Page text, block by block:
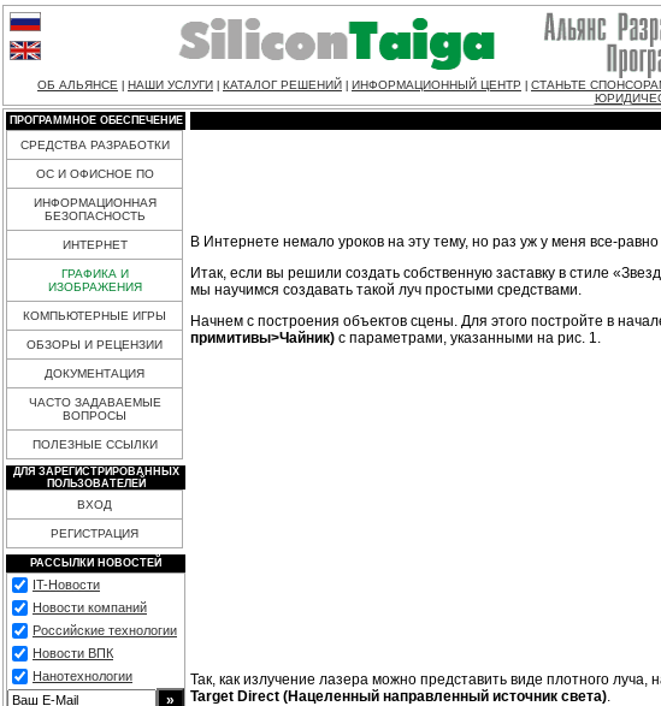
ОБ АЛЬЯНСЕ НАШИ УСЛУГИ КАТАЛОГ РЕШЕНИЙ ИНФОРМАЦИОННЫЙ ЦЕНТР СТАНЬТЕ
ПРОГРАММНОЕ ОБЕСПЕЧЕНИЕ
СРЕДСТВА РАЗРАБОТКИ
ОС И ОФИСНОЕ ПО
ИНФОРМАЦИОННАЯ
БЕЗОПАСНОСТЬ
ИНТЕРНЕТ
ГРАФИКА И
ИЗОБРАЖЕНИЯ
КОМПЬЮТЕРНЫЕ ИГРЫ
ОБЗОРЫ И РЕЦЕНЗИИ
ДОКУМЕНТАЦИЯ
ЧАСТО ЗАДАВАЕМЫЕ
ВОПРОСЫ
ПОЛЕЗНЫЕ ССЫЛКИ
ДЛЯ ЗАРЕГИСТРИРОВАННЫХ
ПОЛЬЗОВАТЕЛЕЙ
ВХОД
РЕГИСТРАЦИЯ
РАССЫЛКИ НОВОСТЕЙ
IT-Новости
Новости компаний
Российские технологии
Новости ВПК
Нанотехнологии
В Интернете немало уроков на эту тему, но раз уж у меня все-
Итак, если вы решили создать собственную заставку в стиле
мы научимся создавать такой луч простыми средствами.
Начнем с построения объектов сцены. Для этого постройте в
примитивы>Чайник) с параметрами, указанными на рис. 1.
Так, как излучение лазера можно представить виде плотного
Target Direct (Нацеленный направленный источник света)